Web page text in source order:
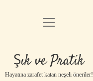
Anasayfa
Yasal Uyarı
menüyü
Şık ve Pratik
Hayatına zarafet katan neşeli öneriler!